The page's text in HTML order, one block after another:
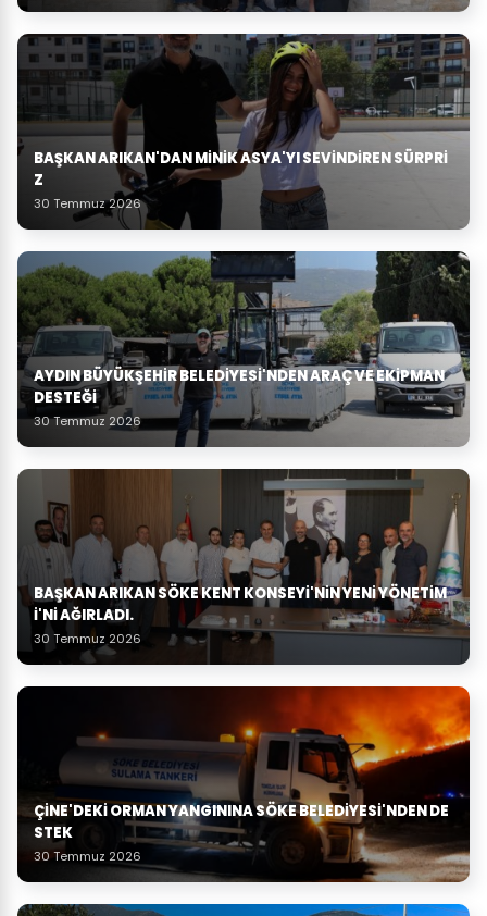
BAŞKAN ARIKAN'DAN MINIK ASYA'YI SEVINDIREN SÜRPRI
Z
30 Temmuz 2026
AYDIN BÜYÜKŞEHIR BELEDIYESI'NDEN ARAÇ VE EKIPMAN
DESTEĞI
30 Temmuz 2026
BAŞKAN ARIKAN SÖKE KENT KONSEYI'NIN YENI YÖNETIM
I'NI AĞIRLADI.
30 Temmuz 2026
ÇINE'DEKI ORMAN YANGININA SÖKE BELEDIYESI'NDEN DE
STEK
30 Temmuz 2026